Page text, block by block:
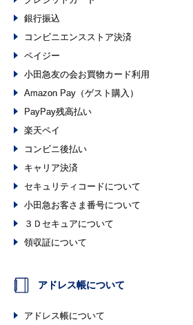
銀行振込
コンビニエンスストア決済
ペイジー
小田急友の会お買物カード利用
Amazon Pay（ゲスト購入）
PayPay残高払い
楽天ペイ
コンビニ後払い
キャリア決済
セキュリティコードについて
小田急お客さま番号について
３Ｄセキュアについて
領収証について
アドレス帳について
アドレス帳について